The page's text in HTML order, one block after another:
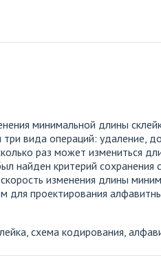
минимальной длины
вида операций: удаление,
раз может измениться
найден критерий
изменения длины
для проектирования
схема кодирования,